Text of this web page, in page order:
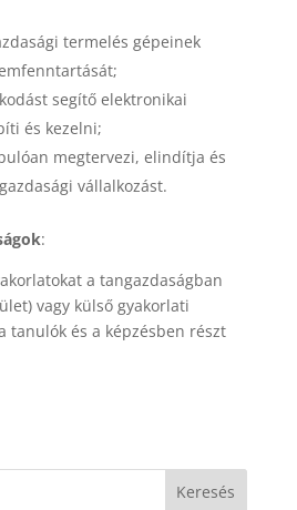
termelés gépeinek
segítő elektronikai
és kezelni;
megtervezi, elindítja és
vállalkozást.
:
a tangazdaságban
vagy külső gyakorlati
tanulók és a képzésben részt